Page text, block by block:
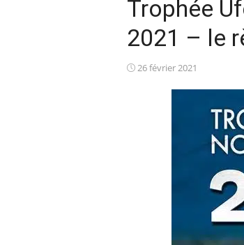
Trophée
2021 – le
Posted
26 février 2021